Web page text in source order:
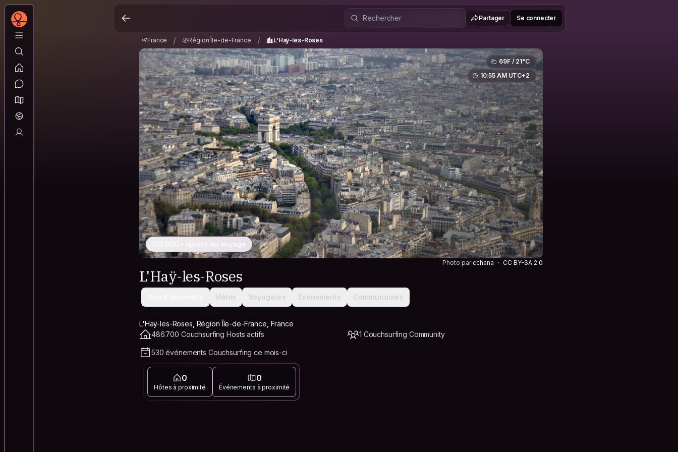
Partager Se connecter
France / Région Île-de-France / L'Haÿ-les-Roses
69F / 21°C
10:55 AM UTC+2
5 000+ ajouté au voyage
Photo parcchana CC BY-SA 2.0
L'Haÿ-les-Roses
Hôtes Voyageurs Événements Communautés
L'Haÿ-les-Roses, Région Île-de-France, France
486 700 Couchsurfing Hosts actifs
1 Couchsurfing Community
530 événements Couchsurfing ce mois-ci
0
Hôtes à proximité
0
Événements à proximité